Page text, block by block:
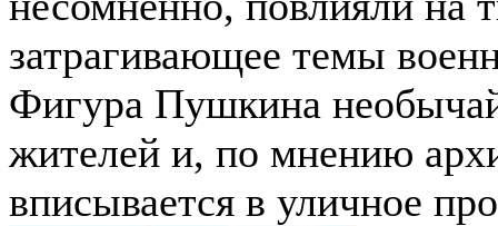
затрагивающее темы
Фигура Пушкина
жителей и, по мнению
вписывается в уличное